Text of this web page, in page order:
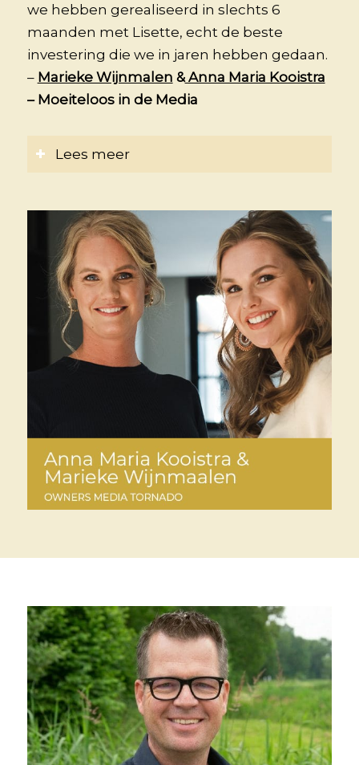
we hebben gerealiseerd in slechts 6
maanden met Lisette, echt de beste
investering die we in jaren hebben gedaan.
– Marieke Wijnmalen &Anna Maria Kooistra
– Moeiteloos in de Media
Lees meer